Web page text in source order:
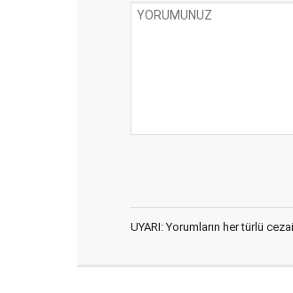
UYARI: Yorumların her türlü